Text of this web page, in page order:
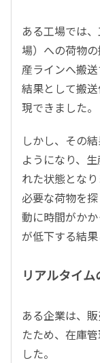
ある工場では
場）への荷物
産ラインへ搬
結果として搬
現できました。
しかし、その
ようになり、
れた状態となり
必要な荷物を
動に時間がか
が低下する結果
リアルタイ
ある企業は、
たため、在庫
した。